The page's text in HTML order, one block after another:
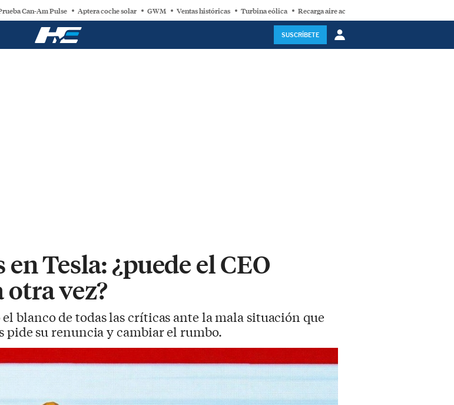
Can-Am Pulse Aptera coche solar GWM Ventas históricas Turbina eólica Recarga aire acondicionado
SUSCRÍBETE
Tesla: ¿puede el CEO
vez?
blanco de todas las críticas ante la mala situación que
pide su renuncia y cambiar el rumbo.